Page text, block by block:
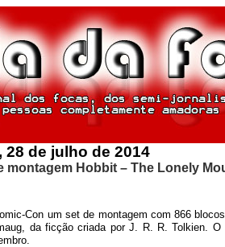
28 de julho de 2014
montagem Hobbit – The Lonely
Con um set de montagem com 866
da ficção criada por J. R. R. Tolkien.